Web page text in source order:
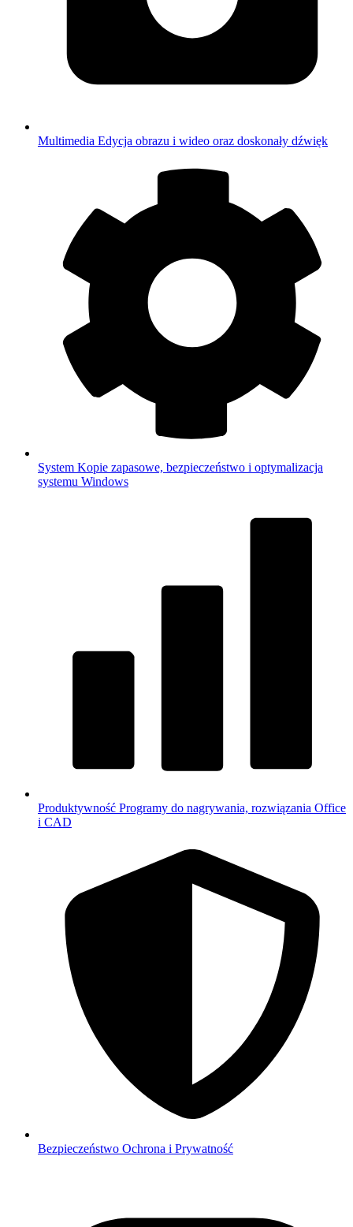
Multimedia Edycja obrazu i wideo oraz doskonały dźwięk
System Kopie zapasowe, bezpieczeństwo i optymalizacja
systemu Windows
Produktywność Programy do nagrywania, rozwiązania Office
i CAD
Bezpieczeństwo Ochrona i Prywatność